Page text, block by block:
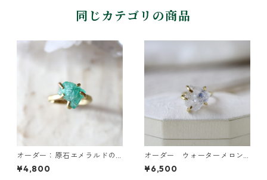
同じカテゴリの商品
オーダー：原石エメラルドの
イヤーカフ/リング
¥4,800
オーダー ウォーターメロン
トルマリンのピアス・デュモ
ルチライトインクォーツのリ
¥6,500